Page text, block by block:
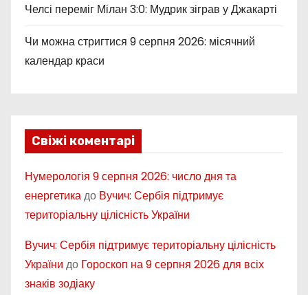
Челсі переміг Мілан 3:0: Мудрик зіграв у Джакарті
Чи можна стригтися 9 серпня 2026: місячний
календар краси
Свіжі коментарі
Нумерологія 9 серпня 2026: число дня та
енергетикадо Вучич: Сербія підтримує
територіальну цілісність України
Вучич: Сербія підтримує територіальну цілісність
України до Гороскоп на 9 серпня 2026 для всіх
знаків зодіаку